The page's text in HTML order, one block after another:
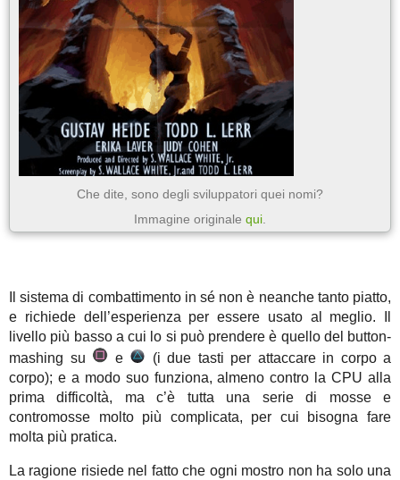
Che dite, sono degli sviluppatori quei nomi?
Immagine originale qui
Il sistema di combattimento in sé non è neanche tanto piatto,
e richiede dell’esperienza per essere usato al meglio. Il
livello più basso a cui lo si può prendere è quello del button-
mashing su
e
(i due tasti per attaccare in corpo a
corpo); e a modo suo funziona, almeno contro la CPU alla
prima difficoltà, ma c’è tutta una serie di mosse e
contromosse molto più complicata, per cui bisogna fare
molta più pratica.
La ragione risiede nel fatto che ogni mostro non ha solo una